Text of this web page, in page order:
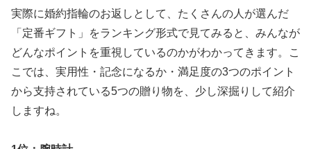
実際に婚約指輪のお返しとして、たくさんの人が選んだ
「定番ギフト」をランキング形式で見てみると、みんなが
どんなポイントを重視しているのかがわかってきます。こ
こでは、実用性・記念になるか・満足度の3つのポイント
から支持されている5つの贈り物を、少し深掘りして紹介
しますね。